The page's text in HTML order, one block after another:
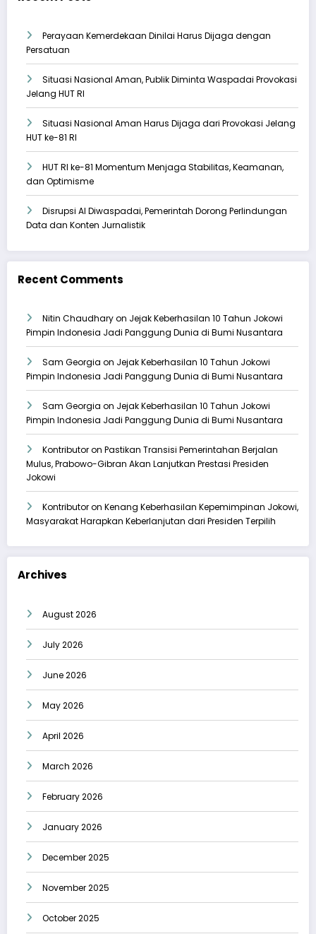
Perayaan Kemerdekaan Dinilai Harus Dijaga dengan
Persatuan
Situasi Nasional Aman, Publik Diminta Waspadai Provokasi
Jelang HUT RI
Situasi Nasional Aman Harus Dijaga dari Provokasi Jelang
HUT ke-81 RI
HUT RI ke-81 Momentum Menjaga Stabilitas, Keamanan,
dan Optimisme
Disrupsi AI Diwaspadai, Pemerintah Dorong Perlindungan
Data dan Konten Jurnalistik
Recent Comments
Nitin Chaudharyon Jejak Keberhasilan 10 Tahun Jokowi
Pimpin Indonesia Jadi Panggung Dunia di Bumi Nusantara
Sam Georgia on Jejak Keberhasilan 10 Tahun Jokowi
Pimpin Indonesia Jadi Panggung Dunia di Bumi Nusantara
Sam Georgia on Jejak Keberhasilan 10 Tahun Jokowi
Pimpin Indonesia Jadi Panggung Dunia di Bumi Nusantara
Kontributoron Pastikan Transisi Pemerintahan Berjalan
Mulus, Prabowo-Gibran Akan Lanjutkan Prestasi Presiden
Jokowi
Kontributoron Kenang Keberhasilan Kepemimpinan Jokowi,
Masyarakat Harapkan Keberlanjutan dari Presiden Terpilih
Archives
August 2026
July 2026
June 2026
May 2026
April 2026
March 2026
February 2026
January 2026
December 2025
November 2025
October 2025